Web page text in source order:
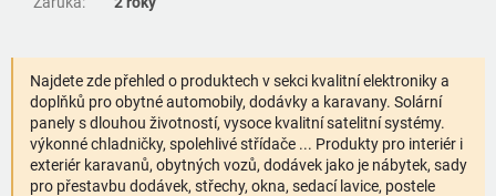
Najdete zde přehled o produktech v sekci kvalitní elektroniky a
doplňků pro obytné automobily, dodávky a karavany. Solární
panely s dlouhou životností, vysoce kvalitní satelitní systémy.
výkonné chladničky, spolehlivé střídače ... Produkty pro interiér i
exteriér karavanů, obytných vozů, dodávek jako je nábytek, sady
pro přestavbu dodávek, střechy, okna, sedací lavice, postele